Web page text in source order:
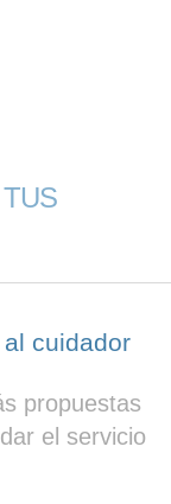
al cuidador
propuestas
el servicio